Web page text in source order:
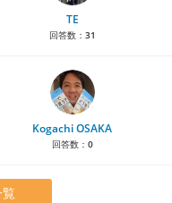
TE
回答数： 31
Kogachi OSAKA
回答数： 0
覧